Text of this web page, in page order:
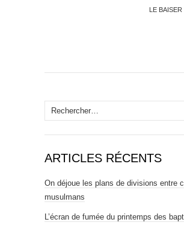
LE
Rechercher :
ARTICLES RÉCENTS
On déjoue les plans de divisions entre
musulmans
L’écran de fumée du printemps des